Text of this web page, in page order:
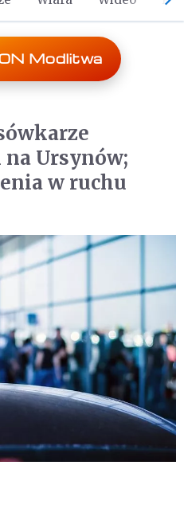
Modlitwa
na Ursynów;
w ruchu